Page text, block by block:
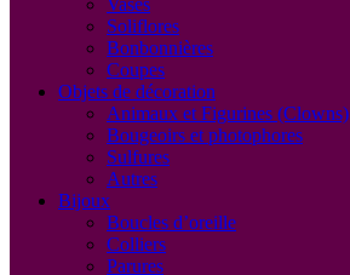
Soliflores
Bonbonnières
Coupes
Objets de décoration
Animaux et Figurines (Clowns)
Bougeoirs et photophores
Sulfures
Autres
Bijoux
Boucles d’oreille
Colliers
Parures